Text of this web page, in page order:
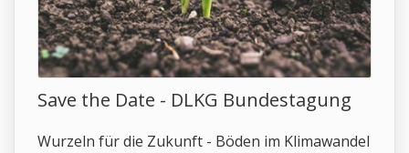
Save the Date - DLKG Bundestagung
Wurzeln für die Zukunft - Böden im Klimawandel